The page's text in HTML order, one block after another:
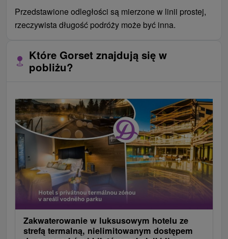
Przedstawione odległości są mierzone w linii prostej,
rzeczywista długość podróży może być inna.
Które Gorset znajdują się w
pobliżu?
Zakwaterowanie w luksusowym hotelu ze
strefą termalną, nielimitowanym dostępem